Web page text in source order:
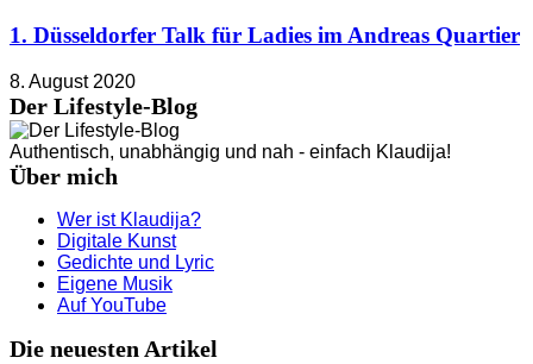
1. Düsseldorfer Talk für Ladies im Andreas Quartier
8. August 2020
Der Lifestyle-Blog
Authentisch, unabhängig und nah - einfach Klaudija!
Über mich
Wer ist Klaudija?
Digitale Kunst
Gedichte und Lyric
Eigene Musik
Auf YouTube
Die neuesten Artikel